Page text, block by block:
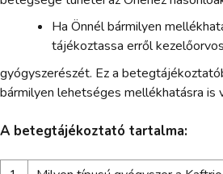
Ha Önnél bármilyen
tájékoztassa erről
gyógyszerészét. Ez a
bármilyen lehetséges mellékhatásra is
A betegtájékoztató tartalma: